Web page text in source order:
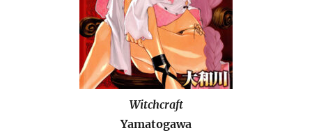
Witchcraft
Yamatogawa